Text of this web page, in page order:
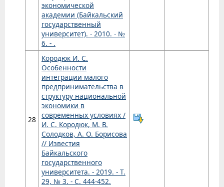
экономической
академии (Байкальский
государственный
университет). - 2010. - №
6. - .
28
Кородюк И. С.
Особенности
интеграции малого
предпринимательства в
структуру национальной
экономики в
современных условиях /
И. С. Кородюк, М. В.
Солодков, А. О. Борисова
// Известия
Байкальского
государственного
университета. - 2019. - Т.
29, № 3. - С. 444-452.